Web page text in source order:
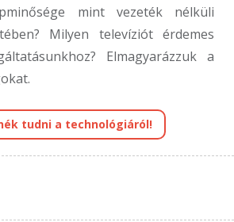
mint vezeték nélküli
Milyen televíziót érdemes
Elmagyarázzuk a
tudni a technológiáról!